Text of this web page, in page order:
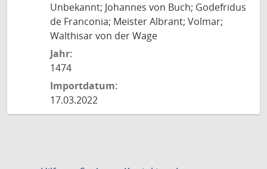
Unbekannt; Johannes von Buch; Godefridus
de Franconia; Meister Albrant; Volmar;
Walthisar von der Wage
Jahr:
1474
Importdatum:
17.03.2022